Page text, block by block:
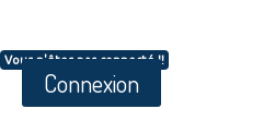
Vous n'êtes pas connecté !!
Connexion